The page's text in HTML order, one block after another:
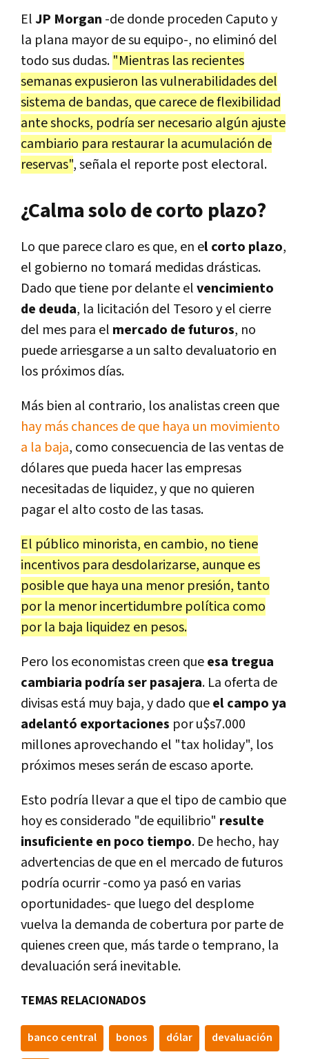
ElJP Morgan -de donde proceden Caputo y
la plana mayor de su equipo-, no eliminó del
todo sus dudas. "Mientras las recientes
semanas expusieron las vulnerabilidades del
sistema de bandas, que carece de flexibilidad
ante shocks, podría ser necesario algún ajuste
cambiario para restaurar la acumulación de
reservas", señala el reporte post electoral.
¿Calma solo de corto plazo?
Lo que parece claro es que, en el corto plazo,
el gobierno no tomará medidas drásticas.
Dado que tiene por delante elvencimiento
de deuda, la licitación del Tesoro y el cierre
del mes para el mercado de futuros, no
puede arriesgarse a un salto devaluatorio en
los próximos días.
Más bien al contrario, los analistas creen que
hay más chances de que haya un movimiento
a la baja, como consecuencia de las ventas de
dólares que pueda hacer las empresas
necesitadas de liquidez, y que no quieren
pagar el alto costo de las tasas.
El público minorista, en cambio, no tiene
incentivos para desdolarizarse, aunque es
posible que haya una menor presión, tanto
por la menor incertidumbre política como
por la baja liquidez en pesos.
Pero los economistas creen queesa tregua
cambiaria podría ser pasajera. La oferta de
divisas está muy baja, y dado queel campo ya
adelantó exportaciones por u$s7.000
millones aprovechando el "tax holiday", los
próximos meses serán de escaso aporte.
Esto podría llevar a que el tipo de cambio que
hoy es considerado "de equilibrio" resulte
insuficiente en poco tiempo. De hecho, hay
advertencias de que en el mercado de futuros
podría ocurrir -como ya pasó en varias
oportunidades- que luego del desplome
vuelva la demanda de cobertura por parte de
quienes creen que, más tarde o temprano, la
devaluación será inevitable.
TEMAS RELACIONADOS
banco central bonos dólar devaluación